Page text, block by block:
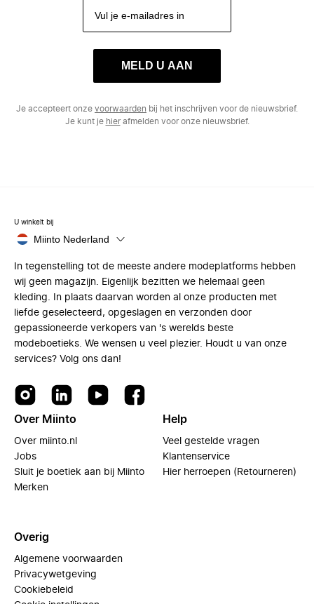
MELD U AAN
Je accepteert onze voorwaarden bij het inschrijven voor de nieuwsbrief.
Je kunt je hierafmelden voor onze nieuwsbrief.
U winkelt bij
Miinto Nederland
In tegenstelling tot de meeste andere modeplatforms hebben
wij geen magazijn. Eigenlijk bezitten we helemaal geen
kleding. In plaats daarvan worden al onze producten met
liefde geselecteerd, opgeslagen en verzonden door
gepassioneerde verkopers van 's werelds beste
modeboetieks. We wensen u veel plezier. Houdt u van onze
services? Volg ons dan!
Over Miinto
Over miinto.nl
Jobs
Sluit je boetiek aan bij Miinto
Merken
Help
Veel gestelde vragen
Klantenservice
Hier herroepen (Retourneren)
Overig
Algemene voorwaarden
Privacywetgeving
Cookiebeleid